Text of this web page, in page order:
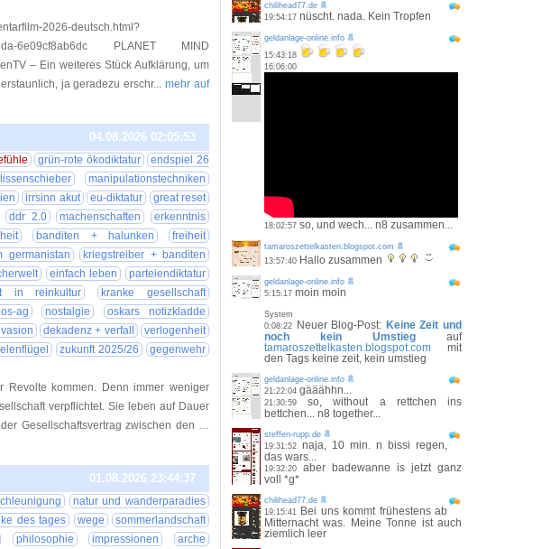
2026-deutsch.html?
bdda-6e09cf8ab6dc PLANET MIND
– Ein weiteres Stück Aufklärung, um
ja geradezu erschr... mehr auf
04.08.2026 02:05:53
grün-rote ökodiktatur
endspiel 26
manipulationstechniken
irrsinn akut eu-diktatur
great reset
ddr 2.0 machenschaften
erkenntnis
banditen + halunken
freiheit
germanistan
kriegstreiber + banditen
einfach leben
parteiendiktatur
in reinkultur
kranke gesellschaft
ag nostalgie
oskars notizkladde
dekadenz + verfall
verlogenheit
zukunft 2025/26
gegenwehr
kommen. Denn immer weniger
verpflichtet. Sie leben auf Dauer
Gesellschaftsvertrag zwischen den …
01.08.2026 23:44:37
natur und wanderparadies
des tages wege
sommerlandschaft
philosophie impressionen
arche
chilihead77.de
19:54:17 nüscht. nada. Kein Tropfen
geldanlage-online.info
15:43:18
16:06:00
18:02:57 so, und wech... n8 zusammen...
tamaroszettelkasten.blogspot.com
13:57:40 Hallo zusammen
geldanlage-online.info
5:15:17 moin moin
System
0:08:22
Neuer Blog-Post: Keine Zeit und
noch kein Umstieg auf
tamaroszettelkasten.blogspot.com mit
den Tags keine zeit, kein umstieg
geldanlage-online.info
21:22:04 gääähhn...
21:30:59so, without a rettchen ins
bettchen... n8 together...
steffen-rupp.de
19:31:52 naja, 10 min. n bissi regen,
das wars...
19:32:20 aber badewanne is jetzt ganz
voll *g*
chilihead77.de
19:15:41 Bei uns kommt frühestens ab
Mitternacht was. Meine Tonne ist auch
ziemlich leer